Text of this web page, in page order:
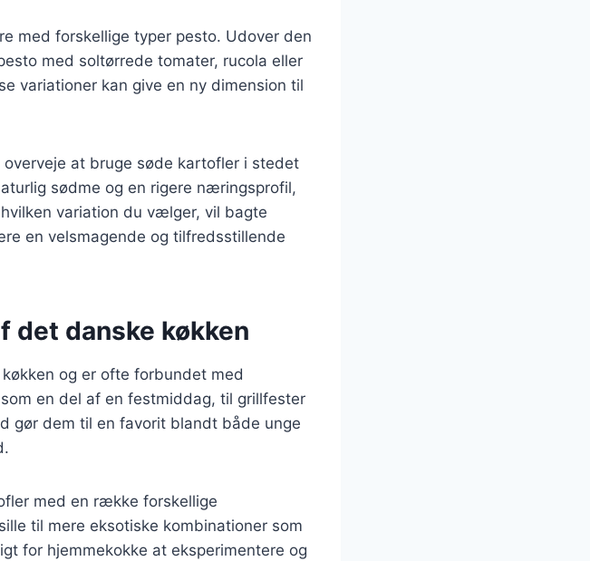
med forskellige typer pesto. Udover den
med soltørrede tomater, rucola eller
variationer kan give en ny dimension til
at bruge søde kartofler i stedet
sødme og en rigere næringsprofil,
variation du vælger, vil bagte
en velsmagende og tilfredsstillende
det danske køkken
og er ofte forbundet med
en del af en festmiddag, til grillfester
gør dem til en favorit blandt både unge
med en række forskellige
til mere eksotiske kombinationer som
for hjemmekokke at eksperimentere og